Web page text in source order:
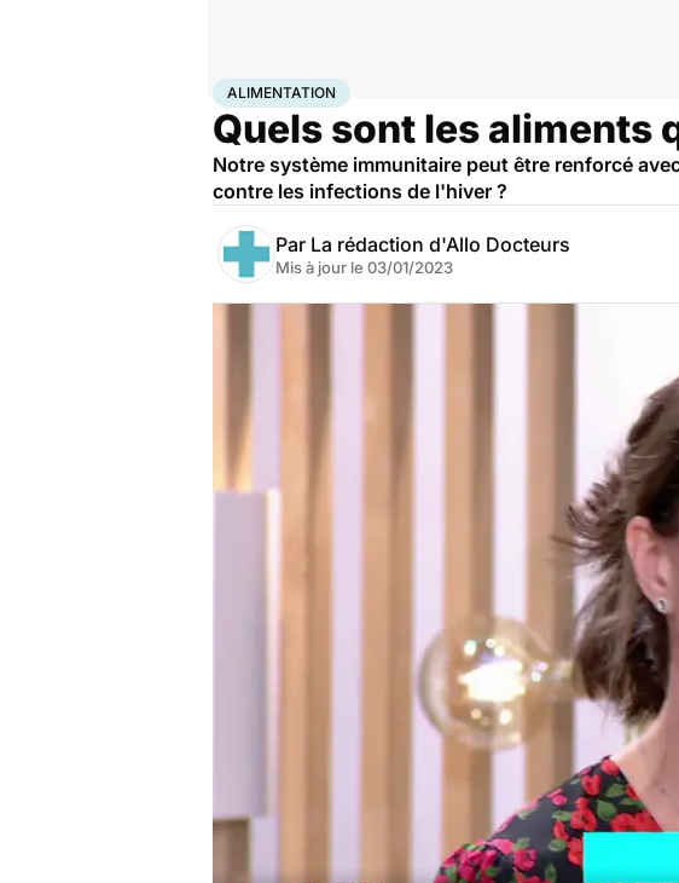
AccueilBien-êtreNutrition
ALIMENTATION
Quels sont les aliments
Notre système immunitaire peut être renforcé
contre les infections de l'hiver ?
Par La rédaction d'Allo Docteurs
Mis à jour le 03/01/2023